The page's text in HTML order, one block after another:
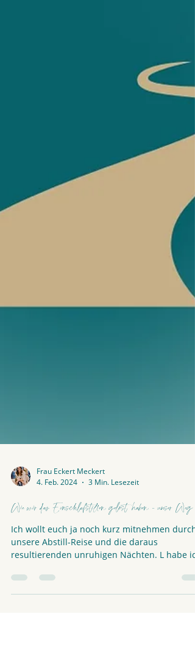
Frau Eckert Meckert
Wie wir das Einschlafstillen gelöst haben - unser Weg
unsere Abstill-Reise und die daraus
resultierenden unruhigen Nächten. L habe